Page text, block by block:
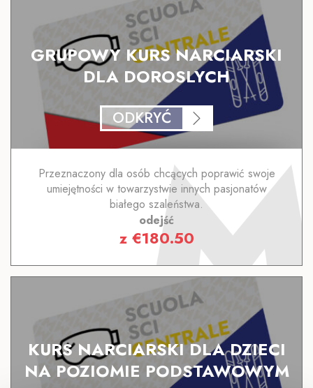
GRUPOWY KURS NARCIARSKI
DLA DOROSLYCH
ODKRYĆ
Przeznaczony dla osób chcących poprawić swoje
umiejętności w towarzystwie innych pasjonatów
białego szaleństwa.
odejść
z €180.50
KURS NARCIARSKI DLA DZIECI
NA POZIOMIE PODSTAWOWYM